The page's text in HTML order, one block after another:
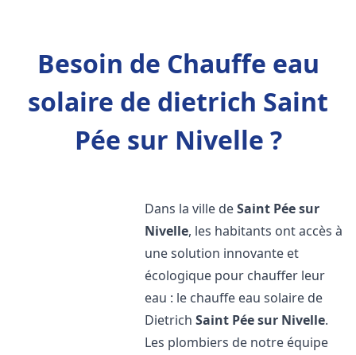
Besoin de Chauffe eau
solaire de dietrich Saint
Pée sur Nivelle ?
Dans la ville deSaint Pée sur
Nivelle, les habitants ont accès à
une solution innovante et
écologique pour chauffer leur
eau : le chauffe eau solaire de
DietrichSaint Pée sur Nivelle.
Les plombiers de notre équipe